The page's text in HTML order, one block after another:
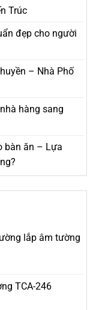
Trúc
đẹp cho người
– Nhà Phố
hàng sang
bàn ăn – Lựa
lắp âm tường
TCA-246